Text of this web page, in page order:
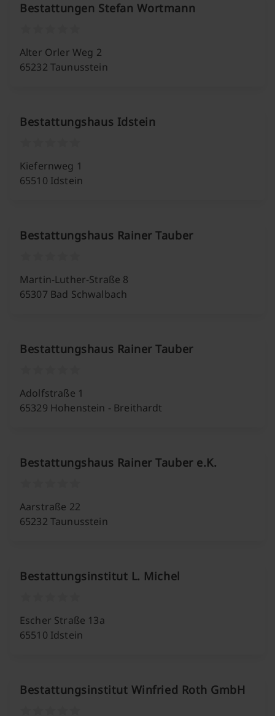
Bestattungen Stefan Wortmann
Alter Orler Weg 2
65232 Taunusstein
Bestattungshaus Idstein
Kiefernweg 1
65510 Idstein
Bestattungshaus Rainer Tauber
Martin-Luther-Straße 8
65307 Bad Schwalbach
Bestattungshaus Rainer Tauber
Adolfstraße 1
65329 Hohenstein - Breithardt
Bestattungshaus Rainer Tauber e.K.
Aarstraße 22
65232 Taunusstein
Bestattungsinstitut L. Michel
Escher Straße 13a
65510 Idstein
Bestattungsinstitut Winfried Roth GmbH